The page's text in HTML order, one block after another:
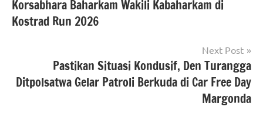
#beritaNasional
#kementerianatrbpnri
nasional
#Kementerian
Korsabhara Baharkam Wakili Kabaharkam di
Kostrad Run 2026
Next Post
Pastikan Situasi Kondusif, Den Turangga
Ditpolsatwa Gelar Patroli Berkuda di Car Free Day
Margonda